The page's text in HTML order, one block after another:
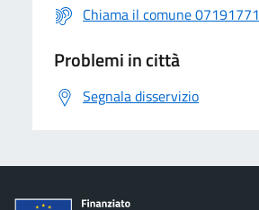
Chiama il comune 07191771
Problemi in città
Segnala disservizio